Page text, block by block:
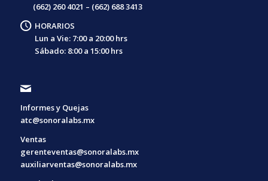
(662) 260 4021 – (662) 688 3413
HORARIOS
Lun a Vie: 7:00 a 20:00 hrs
Sábado: 8:00 a 15:00 hrs
.
Informes y Quejas
atc@sonoralabs.mx
Ventas
gerenteventas@sonoralabs.mx
auxiliarventas@sonoralabs.mx